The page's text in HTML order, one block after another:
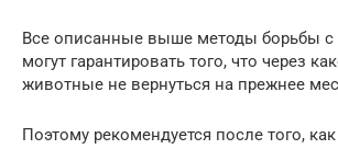
Все описанные выше методы борьбы с
могут гарантировать того, что через
животные не вернуться на прежнее
Поэтому рекомендуется после того,